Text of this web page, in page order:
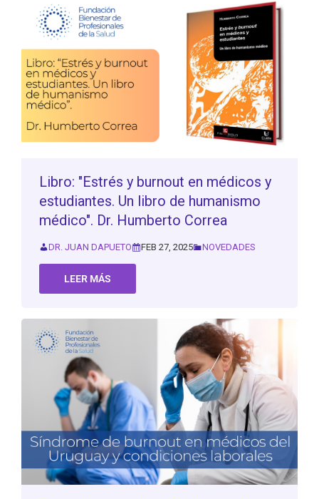
Libro: "Estrés y burnout en médicos y
estudiantes. Un libro de humanismo
médico". Dr. Humberto Correa
DR. JUAN DAPUETO FEB 27, 2025 NOVEDADES
LEER MÁS